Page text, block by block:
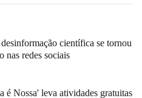
científica se tornou
nas redes sociais
é Nossa' leva atividades gratuitas